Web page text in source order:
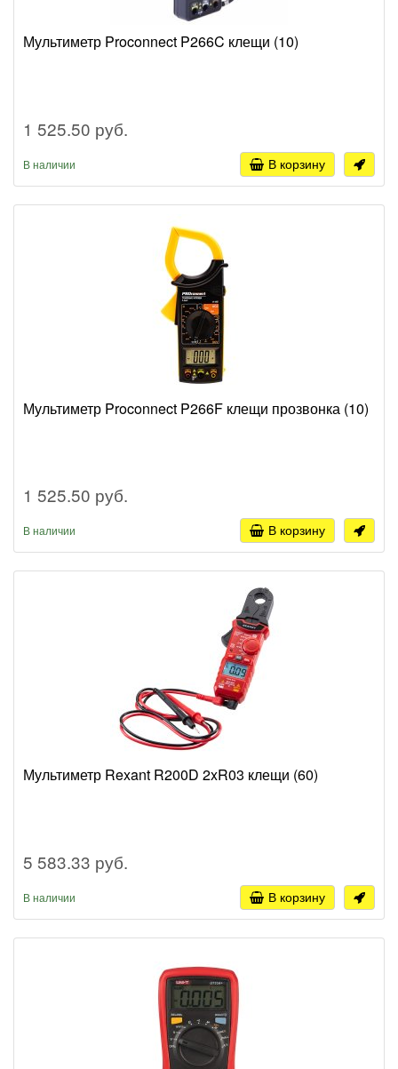
Мультиметр Proconnect P266C клещи (10)
1 525.50 руб.
В наличии В корзину
Мультиметр Proconnect P266F клещи прозвонка (10)
1 525.50 руб.
В наличии В корзину
Мультиметр Rexant R200D 2xR03 клещи (60)
5 583.33 руб.
В наличии В корзину